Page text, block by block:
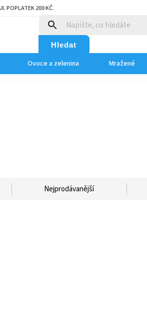
POPLATEK 200 KČ.
Hledat
Ovoce a zelenina Mražené
Nejprodávanější